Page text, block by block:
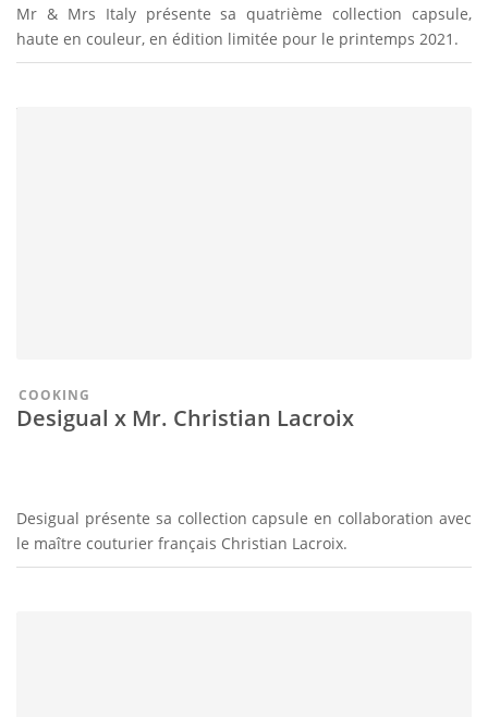
Mr & Mrs Italy présente sa quatrième collection capsule,
haute en couleur, en édition limitée pour le printemps 2021.
COOKING
Desigual x Mr. Christian Lacroix
Desigual présente sa collection capsule en collaboration avec
le maître couturier français Christian Lacroix.